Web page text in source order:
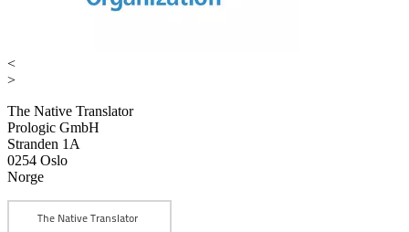
<
>
The Native Translator
Prologic GmbH
Stranden 1A
0254 Oslo
Norge